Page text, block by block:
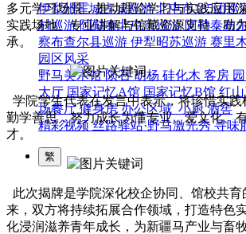
伊犁州霍城古城巡游 北屯市185团巡
村巡游 阿勒泰北屯市巡游 阿勒泰布
察布查尔县巡游 伊犁昭苏巡游 赛里
园区风采
野马美术馆 陨石 胡杨 硅化木 客房
大厅 国家记忆A馆 国家记忆B馆 红
场餐厅 健身房 办公区域 小厨 酒窖
精彩视频 丝路驿站·野马激光秀 寻味
繁
多元学习场景，推动理论学习与实践应用
实践场地、专业讲解与馆藏资源支持，助
承。
学院学生代表在发言中表示，将珍惜实践
勤学善思，努力成长为懂专业、爱文化、
才。
此次揭牌是学院深化校企协同、馆校共育
来，双方将持续拓展合作领域，打造特色
化浸润滋养青年成长，为新疆马产业与畜